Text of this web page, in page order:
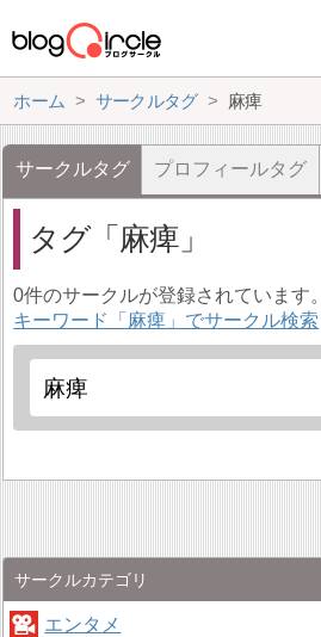
ホーム サークルタグ 麻痺
サークルタグ プロフィールタグ
タグ 麻痺
0件のサークルが登録されています。
キーワード「麻痺」でサークル検索
サークルカテゴリ
エンタメ